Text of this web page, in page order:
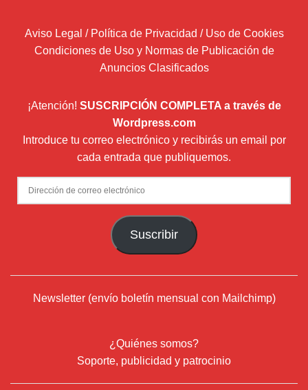
Aviso Legal / Política de Privacidad / Uso de Cookies
Condiciones de Uso y Normas de Publicación de
Anuncios Clasificados
¡Atención! SUSCRIPCIÓN COMPLETA a través de
Wordpress.com
Introduce tu correo electrónico y recibirás un email por
cada entrada que publiquemos.
Dirección
de
Suscribir
Newsletter (envío boletín mensual con Mailchimp)
¿Quiénes somos?
Soporte, publicidad y patrocinio